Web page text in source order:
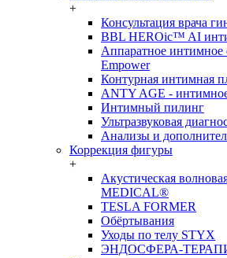
+
Консультация врача
BBL HEROic™ AI
Аппаратное
Empower
Контурная интимная
ANTY AGE -
Интимный пилинг
Ультразвуковая
Анализы и
Коррекция фигуры
+
Акустическая
MEDICAL®
TESLA FORMER
Обёртывания
Уходы по телу STYX
ЭНДОСФЕРА-